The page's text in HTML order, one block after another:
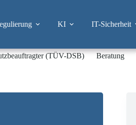
KI IT-Sicherheit
(TÜV-DSB) Beratung